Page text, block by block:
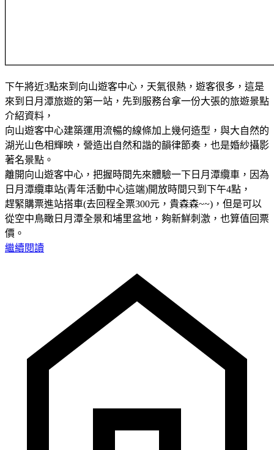
下午將近3點來到向山遊客中心，天氣很熱，遊客很多，這是
來到日月潭旅遊的第一站，先到服務台拿一份大張的旅遊景點
介紹資料，
向山遊客中心建築運用流暢的線條加上幾何造型，與大自然的
湖光山色相輝映，營造出自然和諧的韻律節奏，也是婚紗攝影
著名景點。
離開向山遊客中心，把握時間先來體驗一下日月潭纜車，因為
日月潭纜車站(青年活動中心這端)開放時間只到下午4點，
趕緊購票進站搭車(去回程全票300元，貴森森~~)，但是可以
從空中鳥瞰日月潭全景和埔里盆地，夠新鮮刺激，也算值回票
價。
繼續閱讀